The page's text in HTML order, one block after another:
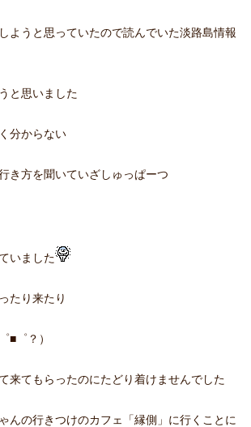
ようと思っていたので読んでいた淡路島情報
と思いました
分からない
き方を聞いていざしゅっぱーつ
いました
たり来たり
■゜？）
来てもらったのにたどり着けませんでした
んの行きつけのカフェ「縁側」に行くことに